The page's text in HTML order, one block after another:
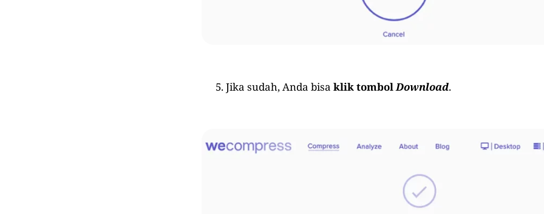
Jika sudah, Anda bisa klik tombolDownload.